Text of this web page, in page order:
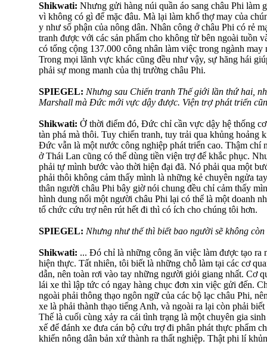
Shikwati: Nhưng gửi hàng núi quần áo sang châu Phi làm
vì không có gì để mặc đâu. Mà lại làm khổ thợ may của
y như số phận của nông dân. Nhân công ở châu Phi có rẻ
tranh được với các sản phẩm cho không từ bên ngoài tuồn
có tổng cộng 137.000 công nhân làm việc trong ngành
Trong mọi lãnh vực khác cũng đều như vậy, sự hăng hái
phải sự mong manh của thị trường châu Phi.
SPIEGEL: Nhưng sau Chiến tranh Thế giới lần thứ hai,
Marshall mà Đức mới vực dậy được. Viện trợ phát triển
Shikwati: Ở thời điểm đó, Đức chỉ cần vực dậy hệ thống
tàn phá mà thôi. Tuy chiến tranh, tuy trải qua khủng hoảng
Đức vẫn là một nước công nghiệp phát triển cao. Thậm chí
ở Thái Lan cũng có thể dùng tiền viện trợ để khắc phục.
phải tự mình bước vào thời hiện đại đã. Nó phải qua một
phải thôi không cảm thấy mình là những kẻ chuyên ngửa
thân người châu Phi bây giờ nói chung đều chỉ cảm thấy
hình dung nổi một người châu Phi lại có thể là một doanh
tổ chức cứu trợ nên rút hết đi thì có ích cho chúng tôi hơn.
SPIEGEL: Nhưng như thế thì biết bao người sẽ không
Shikwati: ... Đó chỉ là những công ăn việc làm được tạo ra
hiện thực. Tất nhiên, tôi biết là những chỗ làm tại các cơ
dẫn, nên toàn rơi vào tay những người giỏi giang nhất. Cơ
lái xe thì lập tức có ngay hàng chục đơn xin việc gửi đến.
ngoài phải thông thạo ngôn ngữ của các bộ lạc châu Phi,
xe là phải thành thạo tiếng Anh, và ngoài ra lại còn phải
Thế là cuối cùng xảy ra cái tình trạng là một chuyên gia
xế để đánh xe đưa cán bộ cứu trợ đi phân phát thực phẩm
khiến nông dân bản xứ thành ra thất nghiệp. Thật phi lí